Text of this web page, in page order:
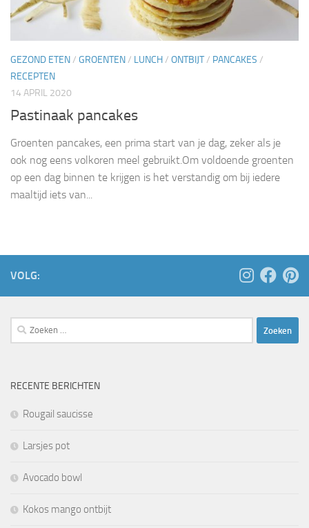
GEZOND ETEN/ GROENTEN/ LUNCH/ ONTBIJT/ PANCAKES /
RECEPTEN
14 APRIL 2020
Pastinaak pancakes
Groenten pancakes, een prima start van je dag, zeker als je
ook nog eens volkoren meel gebruikt.Om voldoende groenten
op een dag binnen te krijgen is het verstandig om bij iedere
maaltijd iets van...
VOLG:
Zoeken
naar:
RECENTE BERICHTEN
Rougail saucisse
Larsjes pot
Avocado bowl
Kokos mango ontbijt